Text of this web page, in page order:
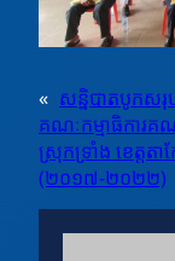
« សន្និបាតបូកសរុប
គណៈកម្មាធិការគ
ស្រុកទ្រាំង ខេត្តតា
(២០១៧-២០២២)